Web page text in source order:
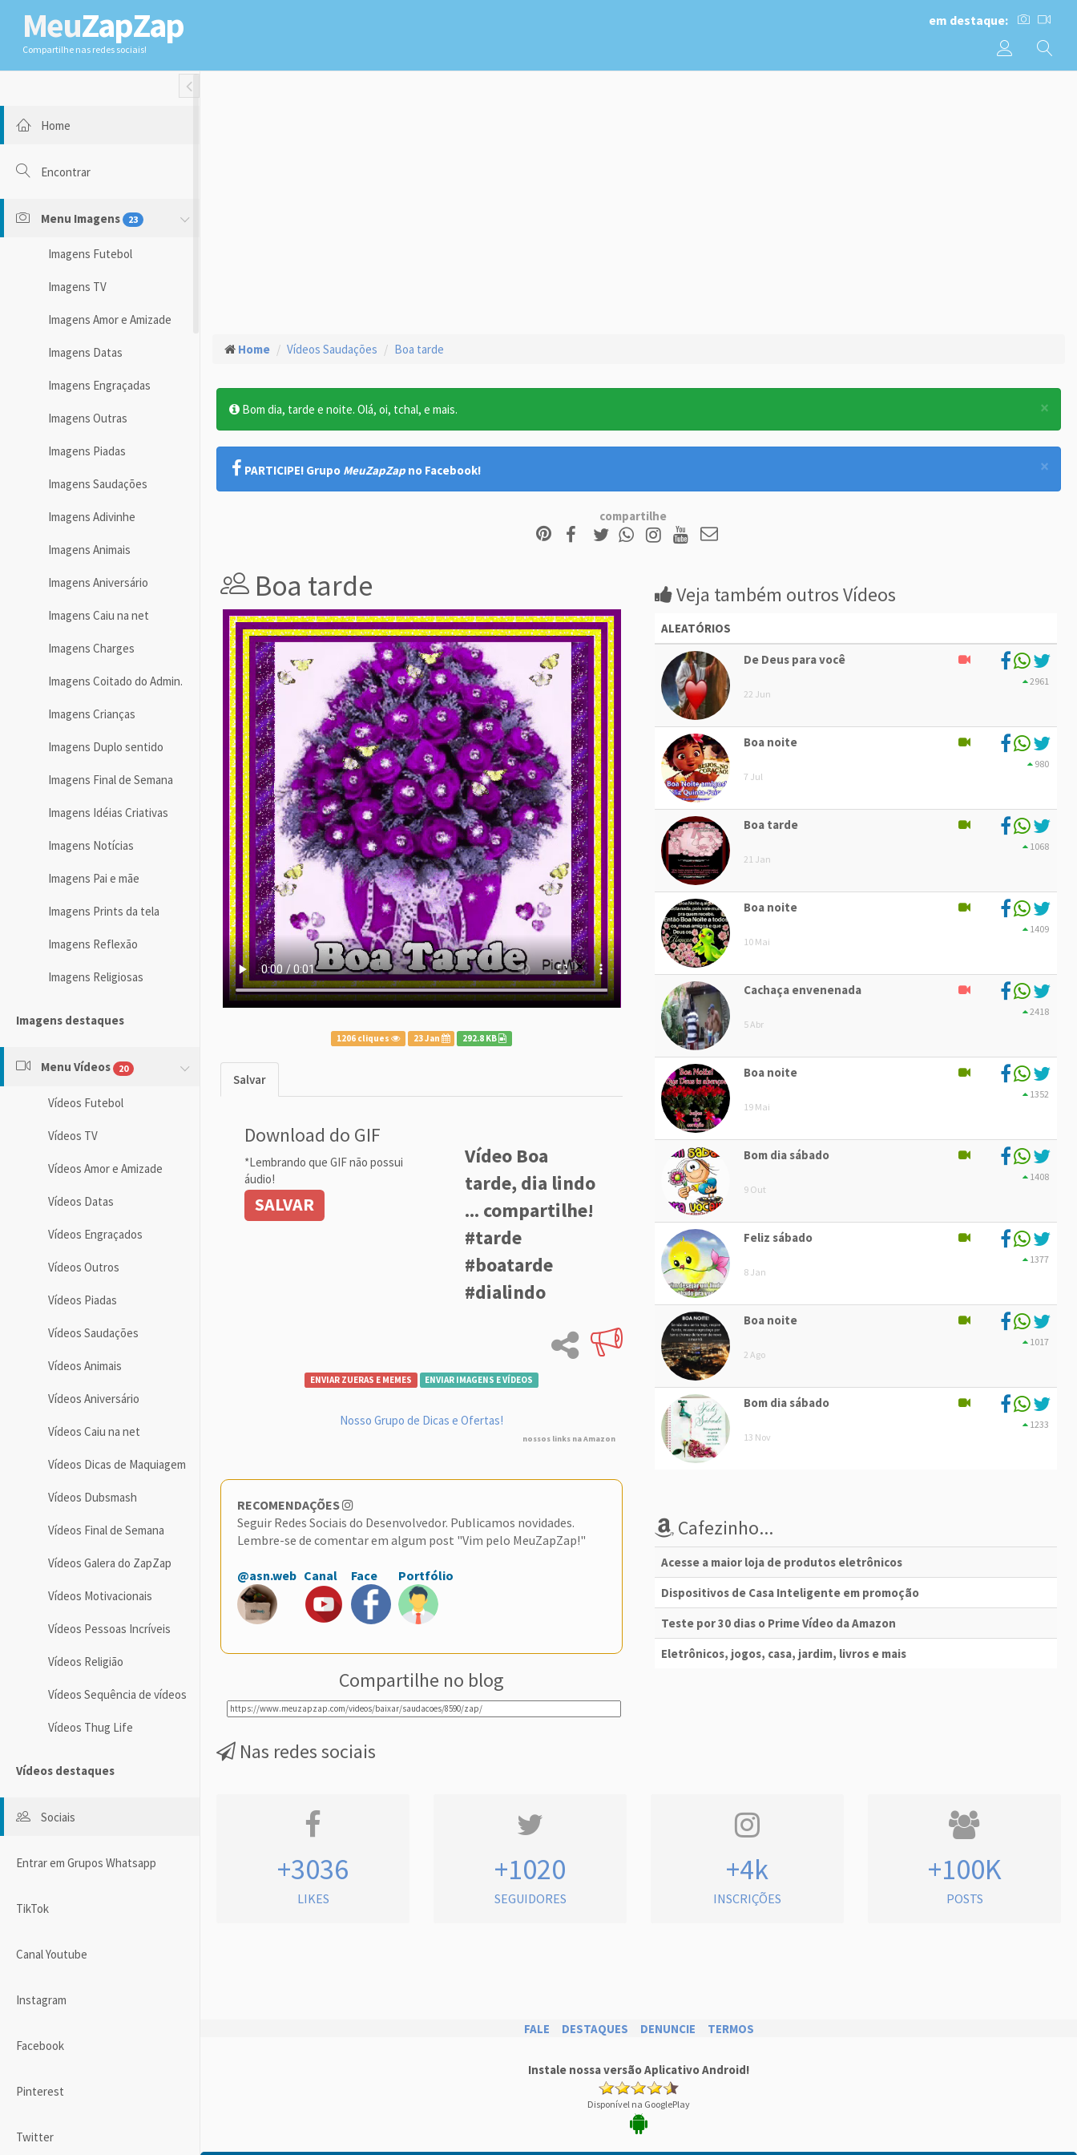
MeuZapZap
Compartilhe nas redes sociais!
em destaque:
Toggle Fullwidth
Home
Encontrar
Menu Imagens 23
Imagens Futebol
Imagens TV
Imagens Amor e Amizade
Imagens Datas
Imagens Engraçadas
Imagens Outras
Imagens Piadas
Imagens Saudações
Imagens Adivinhe
Imagens Animais
Imagens Aniversário
Imagens Caiu na net
Imagens Charges
Imagens Coitado do Admin.
Imagens Crianças
Imagens Duplo sentido
Imagens Final de Semana
Imagens Idéias Criativas
Imagens Notícias
Imagens Pai e mãe
Imagens Prints da tela
Imagens Reflexão
Imagens Religiosas
Imagens destaques
Menu Vídeos 20
Vídeos Futebol
Vídeos TV
Vídeos Amor e Amizade
Vídeos Datas
Vídeos Engraçados
Vídeos Outros
Vídeos Piadas
Vídeos Saudações
Vídeos Animais
Vídeos Aniversário
Vídeos Caiu na net
Vídeos Dicas de Maquiagem
Vídeos Dubsmash
Vídeos Final de Semana
Vídeos Galera do ZapZap
Vídeos Motivacionais
Vídeos Pessoas Incríveis
Vídeos Religião
Vídeos Sequência de vídeos
Vídeos Thug Life
Vídeos destaques
Sociais
Entrar em Grupos Whatsapp
TikTok
Canal Youtube
Instagram
Facebook
Pinterest
Twitter
Home Vídeos Saudações Boa tarde
×
Bom dia, tarde e noite. Olá, oi, tchal, e mais.
×
PARTICIPE! Grupo MeuZapZap no Facebook!
compartilhe
Boa tarde
1206 cliques 23 Jan 292.8 KB
Salvar
Download do GIF
*Lembrando que GIF não possui
áudio!
SALVAR
Vídeo Boa
tarde, dia lindo
... compartilhe!
#tarde
#boatarde
#dialindo
ENVIAR ZUERAS E MEMES ENVIAR IMAGENS E VÍDEOS
Nosso Grupo de Dicas e Ofertas!
nossos links na Amazon
RECOMENDAÇÕES
Seguir Redes Sociais do Desenvolvedor. Publicamos novidades.
Lembre-se de comentar em algum post "Vim pelo MeuZapZap!"
@asn.web Canal Face Portfólio
Compartilhe no blog
Veja também outros Vídeos
ALEATÓRIOS
De Deus para você
22 Jun
2961
Boa noite
7 Jul
980
Boa tarde
21 Jan
1068
Boa noite
10 Mai
1409
Cachaça envenenada
5 Abr
2418
Boa noite
19 Mai
1352
Bom dia sábado
9 Out
1408
Feliz sábado
8 Jan
1377
Boa noite
2 Ago
1017
Bom dia sábado
13 Nov
1233
Cafezinho...
Acesse a maior loja de produtos eletrônicos
Dispositivos de Casa Inteligente em promoção
Teste por 30 dias o Prime Vídeo da Amazon
Eletrônicos, jogos, casa, jardim, livros e mais
Nas redes sociais
+3036
LIKES
+1020
SEGUIDORES
+4k
INSCRIÇÕES
+100K
POSTS
FALE DESTAQUES DENUNCIE TERMOS
Instale nossa versão Aplicativo Android!
Disponível na GooglePlay